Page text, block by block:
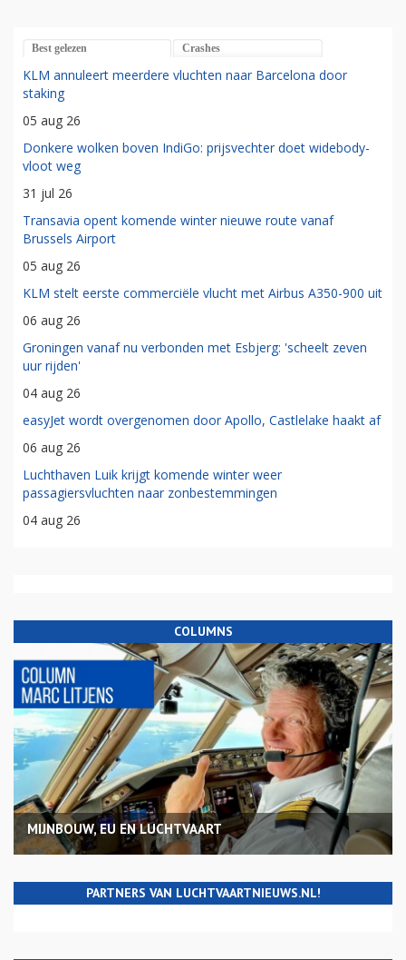
Best gelezen Crashes
KLM annuleert meerdere vluchten naar Barcelona door
staking
05 aug 26
Donkere wolken boven IndiGo: prijsvechter doet widebody-
vloot weg
31 jul 26
Transavia opent komende winter nieuwe route vanaf
Brussels Airport
05 aug 26
KLM stelt eerste commerciële vlucht met Airbus A350-900 uit
06 aug 26
Groningen vanaf nu verbonden met Esbjerg: 'scheelt zeven
uur rijden'
04 aug 26
easyJet wordt overgenomen door Apollo, Castlelake haakt af
06 aug 26
Luchthaven Luik krijgt komende winter weer
passagiersvluchten naar zonbestemmingen
04 aug 26
COLUMNS
MIJNBOUW, EU EN LUCHTVAART
PARTNERS VAN LUCHTVAARTNIEUWS.NL!